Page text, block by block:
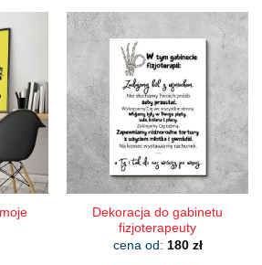
wiele
wariantów.
Opcje
można
wybrać
na
stronie
produktu
Dekoracja do gabinetu
fizjoterapeuty
cena od: 180 zł